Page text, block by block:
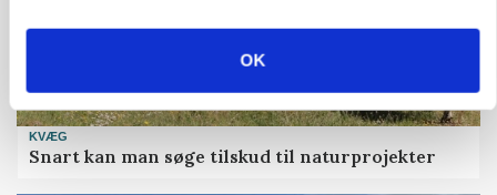
OK
KVÆG
Snart kan man søge tilskud til naturprojekter